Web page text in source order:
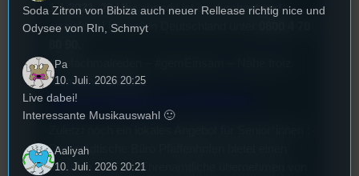
1.1.2021 22 Uhr abends ist es durchgehend
erreichbar! Überall in Deutschland unter
#einfachmalreden – #gemEinsam – Nähe trotz
räumlicher Distanz
https://www.silbernetz.org/angebot.html
Das städtische Büro Pfaffenhofen bietet einen
digitalen Treff an. Ehrenamtliche übernehmen von
Soda Zitron von Bibiza auch neuer Rellease richtig nice und
Odysee von RIn, Schmyt
Pa
10. Juli. 2026 20:25
Live dabei!
Interessante Musikauswahl 🙂
Aaliyah
10. Juli. 2026 20:21